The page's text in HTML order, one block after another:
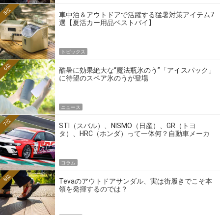
車中泊＆アウトドアで活躍する猛暑対策アイテム7
選【夏活カー用品ベストバイ】
5位
トピックス
酷暑に効果絶大な“魔法瓶氷のう”「アイスパック」
に待望のスペア氷のうが登場
6位
ニュース
STI（スバル）、NISMO（日産）、GR（トヨ
タ）、HRC（ホンダ）って一体何？自動車メーカ
7位
コラム
Tevaのアウトドアサンダル、実は街履きでこそ本
領を発揮するのでは？
8位